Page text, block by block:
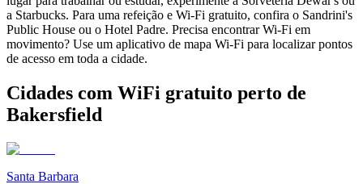
a Starbucks. Para uma refeição e Wi-Fi gratuito, confira o Sandrini's
Public House ou o Hotel Padre. Precisa encontrar Wi-Fi em
movimento? Use um aplicativo de mapa Wi-Fi para localizar pontos
de acesso em toda a cidade.
Cidades com WiFi gratuito perto de
Bakersfield
Santa Barbara